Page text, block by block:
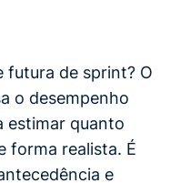
futura de sprint? O
o desempenho
estimar quanto
forma realista. É
e